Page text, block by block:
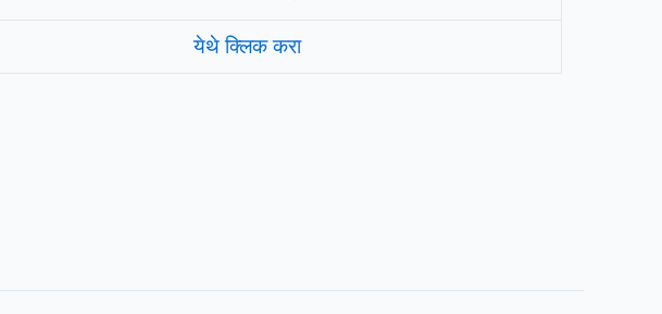
येथे क्लिक करा